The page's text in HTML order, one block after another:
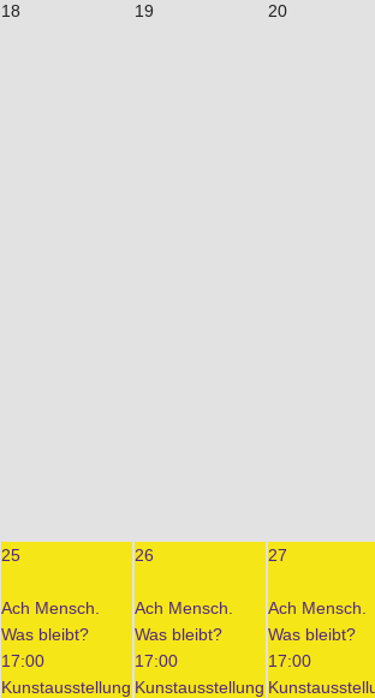
18 19 20
25
Ach Mensch.
Was bleibt?
17:00
Kunstausstellung
26
Ach Mensch.
Was bleibt?
17:00
Kunstausstellung
27
Ach Mensch.
Was bleibt?
17:00